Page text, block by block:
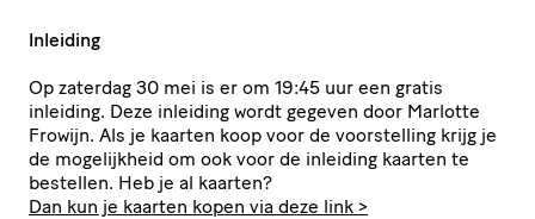
Inleiding
Op zaterdag 30 mei is er om 19:45 uur een gratis
inleiding. Deze inleiding wordt gegeven door Marlotte
Frowijn. Als je kaarten koop voor de voorstelling krijg je
de mogelijkheid om ook voor de inleiding kaarten te
bestellen. Heb je al kaarten?
Dan kun je kaarten kopen via deze link >